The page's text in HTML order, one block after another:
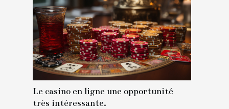
Le casino en ligne une opportunité
très intéressante.